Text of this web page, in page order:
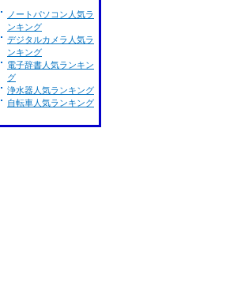
ノートパソコン人気ラ
ンキング
デジタルカメラ人気ラ
ンキング
電子辞書人気ランキン
グ
浄水器人気ランキング
自転車人気ランキング